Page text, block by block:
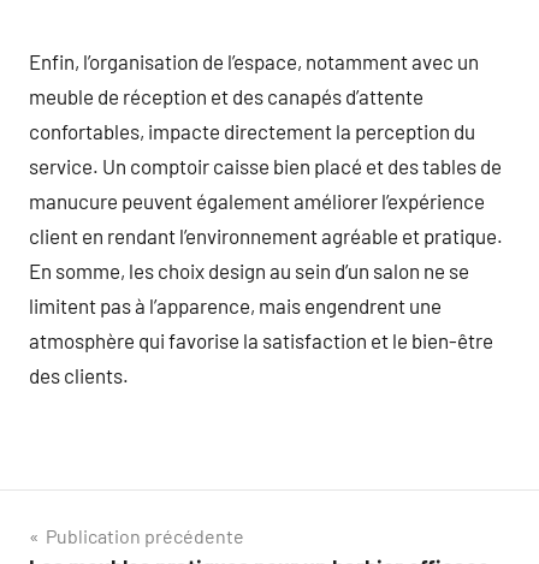
Enfin, l’organisation de l’espace, notamment avec un
meuble de réception et des canapés d’attente
confortables, impacte directement la perception du
service. Un comptoir caisse bien placé et des tables de
manucure peuvent également améliorer l’expérience
client en rendant l’environnement agréable et pratique.
En somme, les choix design au sein d’un salon ne se
limitent pas à l’apparence, mais engendrent une
atmosphère qui favorise la satisfaction et le bien-être
des clients.
Navigation
Publication précédente